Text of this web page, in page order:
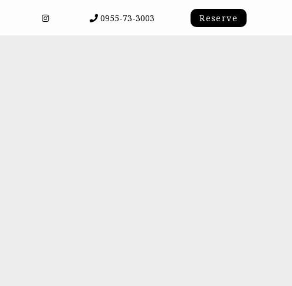
0955-73-3003 Reserve